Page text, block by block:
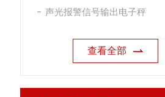
声光报警信号输出电子秤
查看全部